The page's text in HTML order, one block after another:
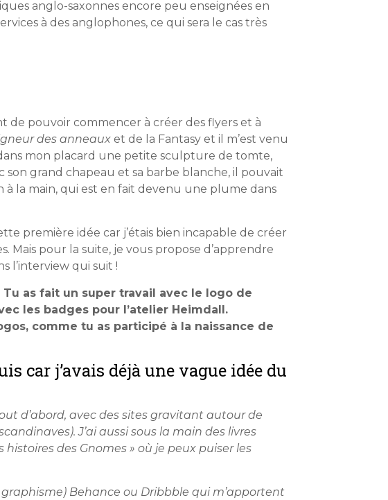
anglo-saxonnes encore peu enseignées en
à des anglophones, ce qui sera le cas très
de pouvoir commencer à créer des flyers et à
des anneauxet de la Fantasy et il m’est venu
dans mon placard une petite sculpture de tomte,
son grand chapeau et sa barbe blanche, il pouvait
la main, qui est en fait devenu une plume dans
première idée car j’étais bien incapable de créer
Mais pour la suite, je vous propose d’apprendre
l’interview qui suit !
as fait un super travail avec le logo de
les badges pour l’atelier Heimdall.
comme tu as participé à la naissance de
car j’avais déjà une vague idée du
d’abord, avec des sites gravitant autour de
J’ai aussi sous la main des livres
des Gnomes » où je peux puiser les
Behance ou Dribbble qui m’apportent